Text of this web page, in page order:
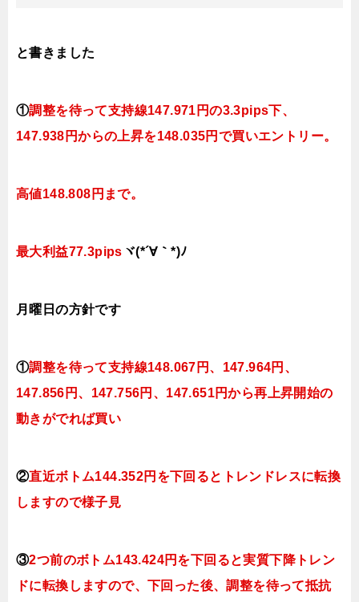
と書きました
①調整を待って支持線147.971円の3.3pips下、
147.938円からの上昇を148.035円で買いエントリー。
高値148.808円まで。
最大利益77.3pips ヾ(*´∀｀*)ﾉ
月曜日の方針です
①調整を待って支持線148.067円、147.964円、
147.856円、147.756円、147.651円から再上昇開始の
動きがでれば買い
②直近ボトム144.352円を下回るとトレンドレスに転換
しますので様子見
③2つ前のボトム143.424円を下回ると実質下降トレン
ドに転換 しますので、下回った後、調整を待って抵抗